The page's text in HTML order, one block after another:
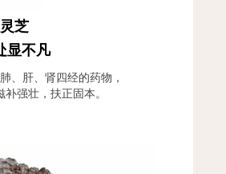
芝
显不凡
、肝、肾四经的药物，
强壮，扶正固本。